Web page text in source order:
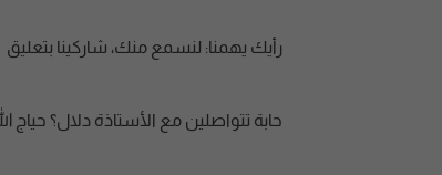
رأيك يهمنا: لنسمع منك، شاركينا بتعليق
حابة تتواصلين مع الأستاذة دلال؟ حياج